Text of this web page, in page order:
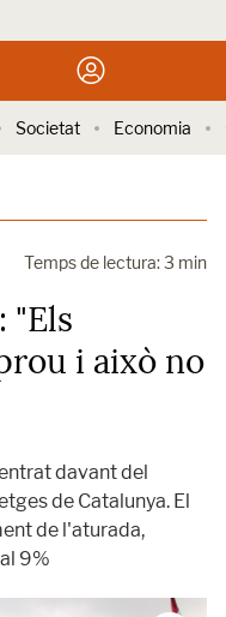
Societat Economia
Temps de lectura: 3 min
"Els
i això no
davant del
de Catalunya. El
de l'aturada,
9%